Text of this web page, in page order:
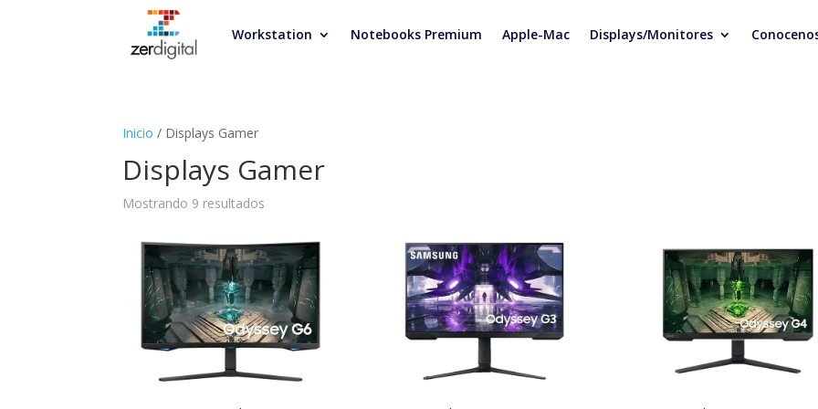
Workstation Notebooks Premium Apple-Mac Displays/Monitores
Inicio / Displays Gamer
Displays Gamer
Mostrando 9 resultados